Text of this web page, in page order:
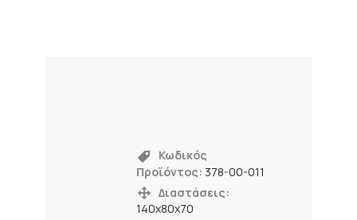
Κωδικός
Προϊόντος: 378-00-011
Διαστάσεις:
140x80x70